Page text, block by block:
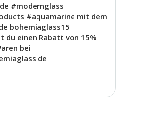
#modernglass
#aquamarine mit dem
bohemiaglass15
du einen Rabatt von 15%
bei